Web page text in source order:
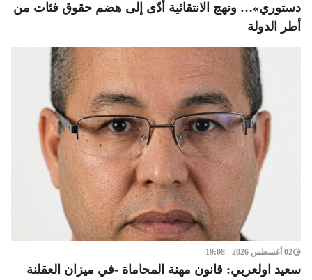
دستوري»… ونهج الانتقائية أدّى إلى هضم حقوق فئات من
أطر الدولة
02 أغسطس 2026 - 19:08
سعيد اولعربي: قانون مهنة المحاماة -في ميزان العقلنة